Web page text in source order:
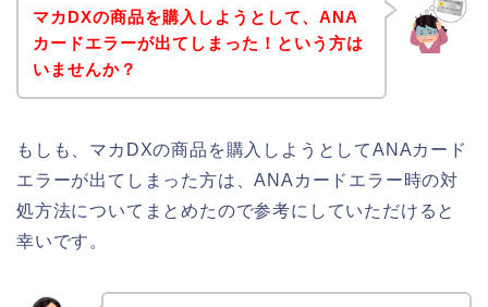
マカDXの商品を購入しようとして、ANA
カードエラーが出てしまった！という方は
いませんか？
もしも、マカDXの商品を購入しようとしてANAカード
エラーが出てしまった方は、ANAカードエラー時の対
処方法についてまとめたので参考にしていただけると
幸いです。